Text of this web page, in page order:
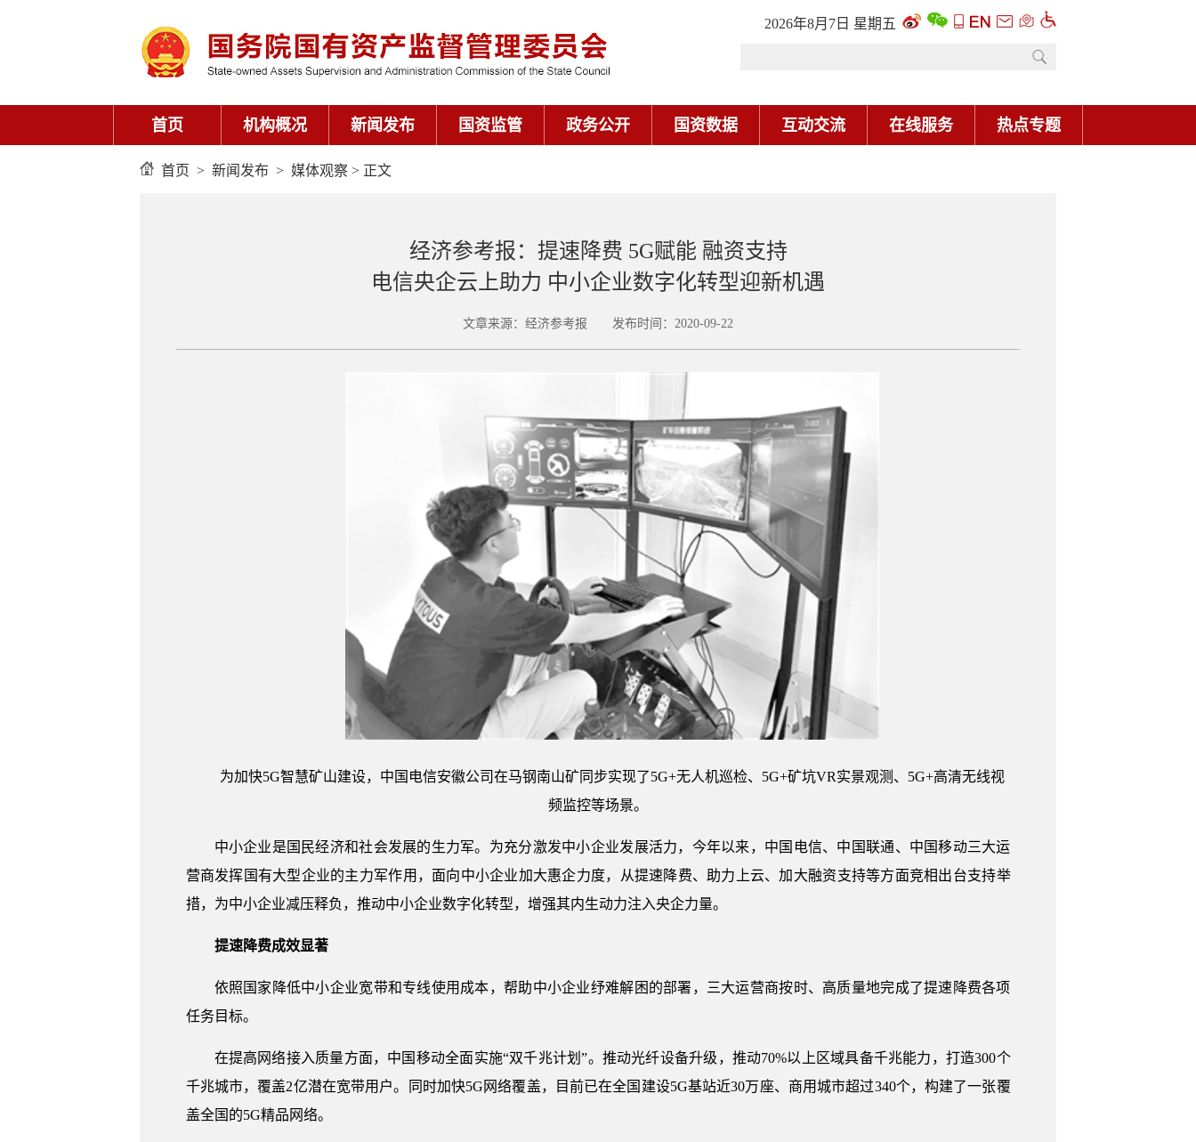
2026年8月7日 星期五
首页 机构概况 新闻发布 国资监管 政务公开 国资数据 互动交流 在线服务 热点专题
首页 > 新闻发布 > 媒体观察 > 正文
经济参考报：提速降费 5G赋能 融资支持
电信央企云上助力 中小企业数字化转型迎新机遇
文章来源：经济参考报 发布时间：2020-09-22
为加快5G智慧矿山建设，中国电信安徽公司在马钢南山矿同步实现了5G+无人机巡检、5G+矿坑VR实景观测、5G+高清无线视
频监控等场景。
中小企业是国民经济和社会发展的生力军。为充分激发中小企业发展活力，今年以来，中国电信、中国联通、中国移动三大运
营商发挥国有大型企业的主力军作用，面向中小企业加大惠企力度，从提速降费、助力上云、加大融资支持等方面竞相出台支持举
措，为中小企业减压释负，推动中小企业数字化转型，增强其内生动力注入央企力量。
提速降费成效显著
依照国家降低中小企业宽带和专线使用成本，帮助中小企业纾难解困的部署，三大运营商按时、高质量地完成了提速降费各项
任务目标。
在提高网络接入质量方面，中国移动全面实施“双千兆计划”。推动光纤设备升级，推动70%以上区域具备千兆能力，打造300个
千兆城市，覆盖2亿潜在宽带用户。同时加快5G网络覆盖，目前已在全国建设5G基站近30万座、商用城市超过340个，构建了一张覆
盖全国的5G精品网络。